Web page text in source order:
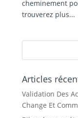
cheminement
trouverez plus...
Articles
Validation Des
Change Et